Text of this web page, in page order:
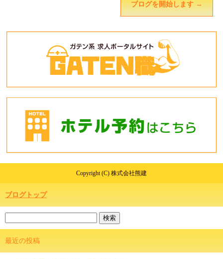
ブログを開始します →
Copyright (C) 株式会社熊建
ブログトップ
最近の投稿